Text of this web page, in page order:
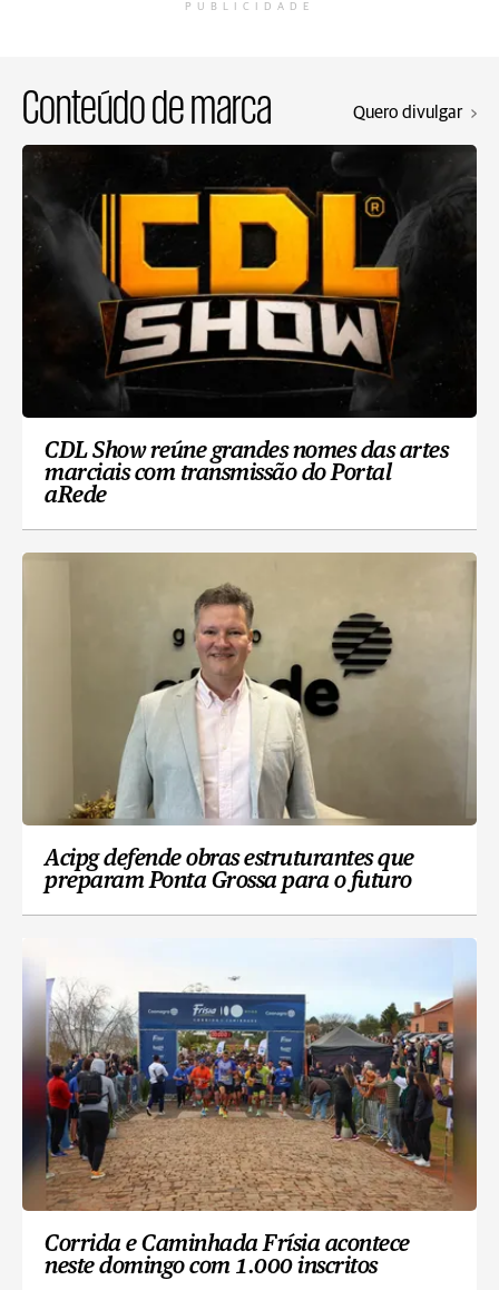
PUBLICIDADE
Conteúdo de marca Quero divulgar
CDL Show reúne grandes nomes das artes
marciais com transmissão do Portal
aRede
Acipg defende obras estruturantes que
preparam Ponta Grossa para o futuro
Corrida e Caminhada Frísia acontece
neste domingo com 1.000 inscritos